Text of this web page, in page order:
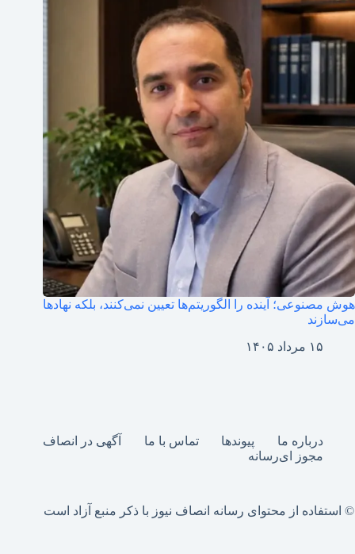
هوش مصنوعی؛ آینده را الگوریتم‌ها تعیین نمی‌کنند، بلکه نهادها
می‌سازند
۱۵ مرداد ۱۴۰۵
درباره ما پیوندها تماس با ما
آگهی در انصاف
مجوز ای‌رسانه
© استفاده از محتوای رسانه انصاف نیوز با ذکر منبع آزاد است